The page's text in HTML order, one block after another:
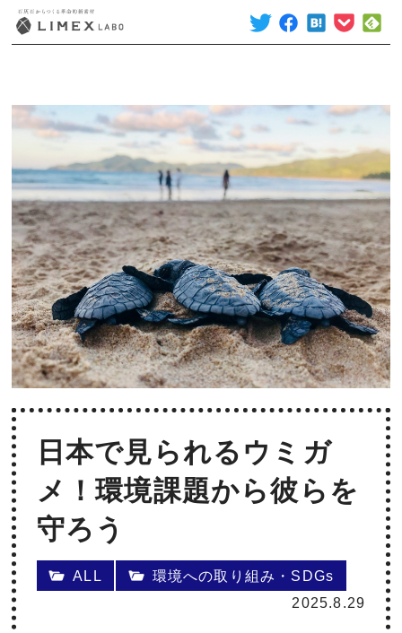
日本で見られるウミガ
メ！環境課題から彼らを
守ろう
ALL
環境への取り組み・SDGs
2025.8.29